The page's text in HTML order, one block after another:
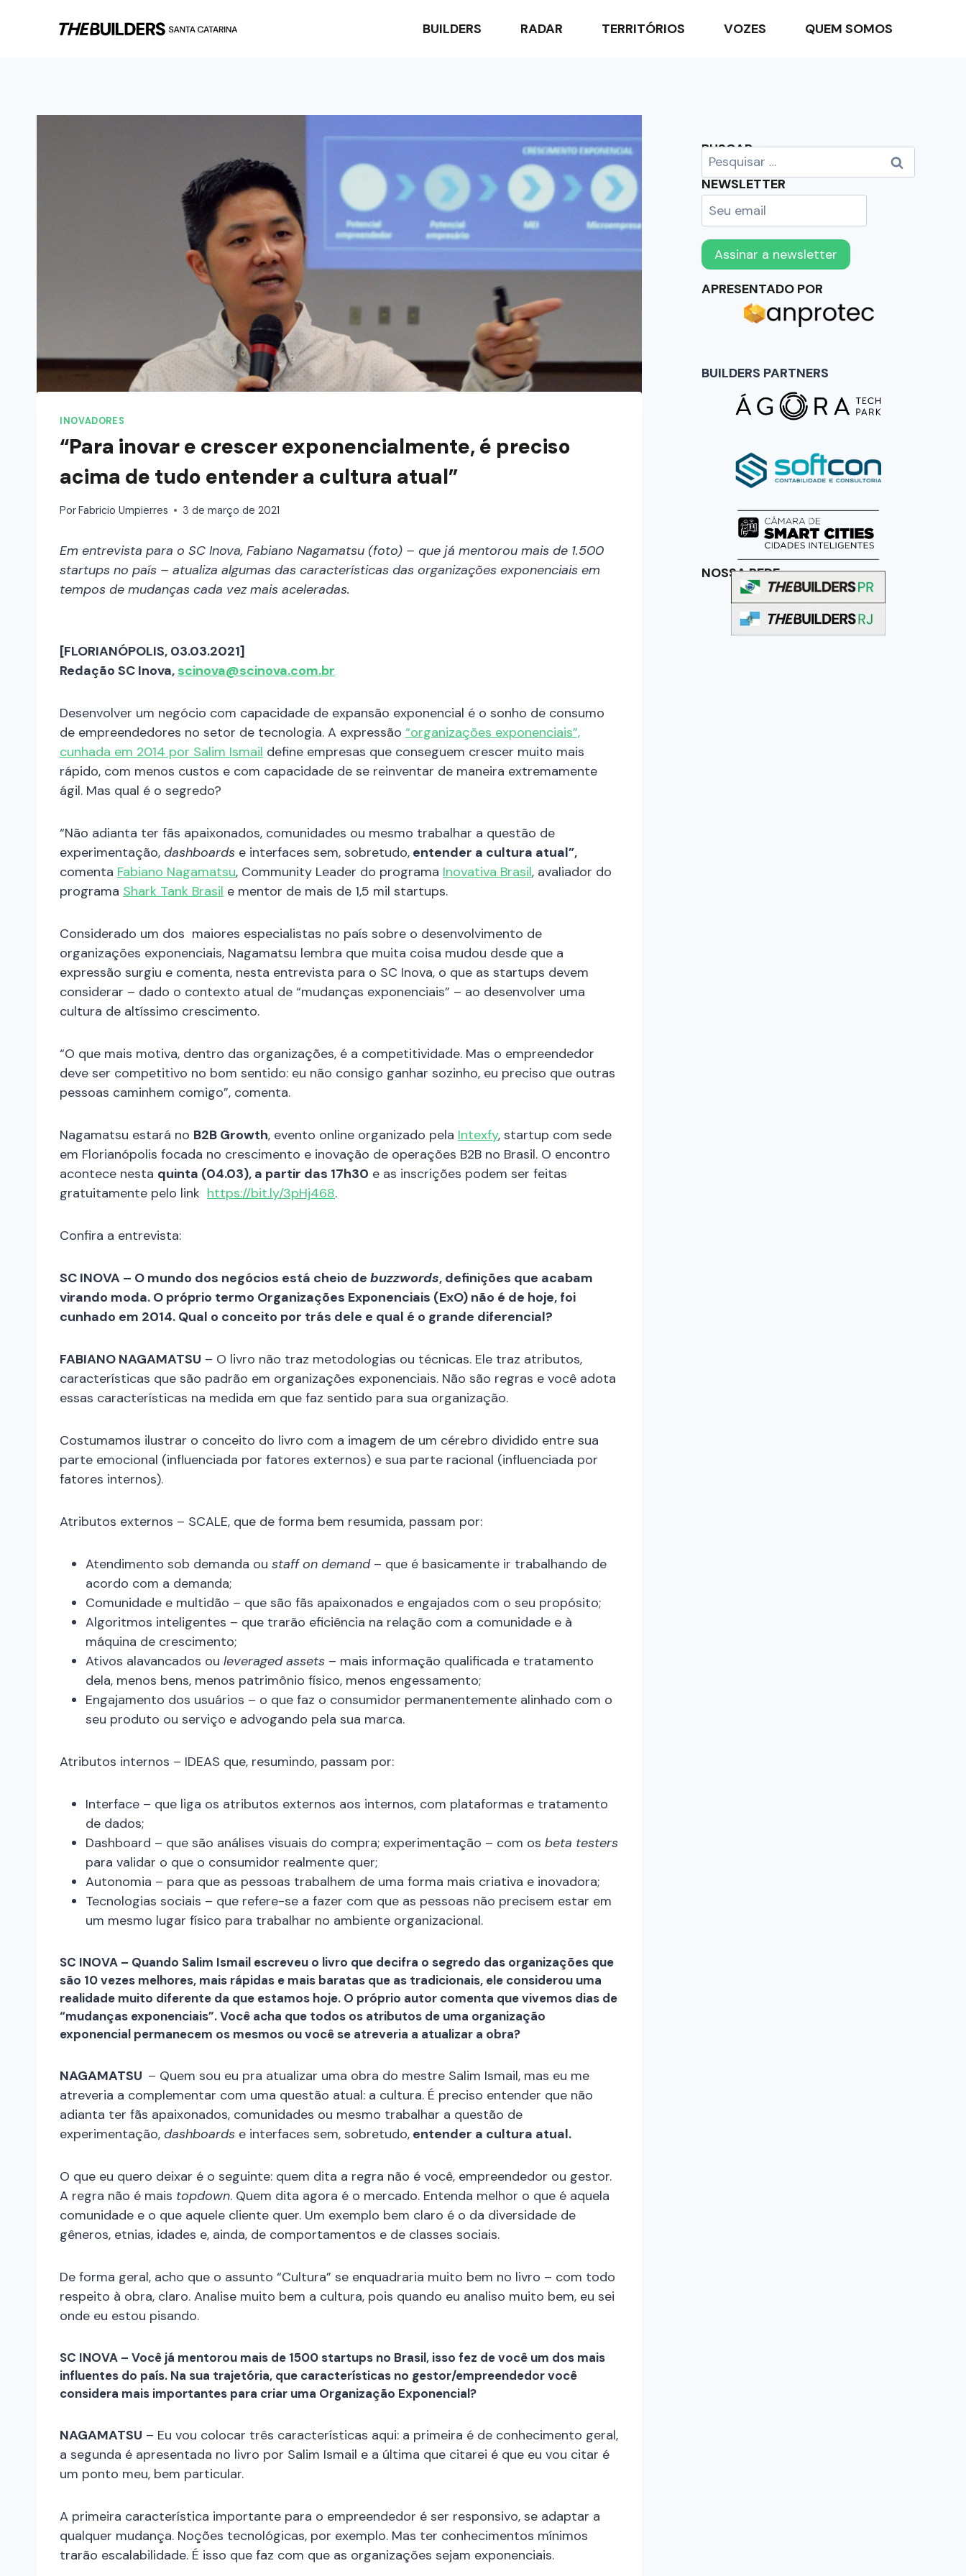
BUILDERS RADAR TERRITÓRIOS VOZES QUEM SOMOS
INOVADORES
“Para inovar e crescer exponencialmente, é preciso
acima de tudo entender a cultura atual”
PorFabricio Umpierres 3 de março de 2021
Em entrevista para o SC Inova, Fabiano Nagamatsu (foto) – que já mentorou mais de 1.500
startups no país – atualiza algumas das características das organizações exponenciais em
tempos de mudanças cada vez mais aceleradas.
[FLORIANÓPOLIS, 03.03.2021]
Redação SC Inova, scinova@scinova.com.br
Desenvolver um negócio com capacidade de expansão exponencial é o sonho de consumo
de empreendedores no setor de tecnologia. A expressão “organizações exponenciais”,
cunhada em 2014 por Salim Ismail define empresas que conseguem crescer muito mais
rápido, com menos custos e com capacidade de se reinventar de maneira extremamente
ágil. Mas qual é o segredo?
“Não adianta ter fãs apaixonados, comunidades ou mesmo trabalhar a questão de
experimentação, dashboards e interfaces sem, sobretudo, entender a cultura atual”,
comenta Fabiano Nagamatsu, Community Leader do programa Inovativa Brasil, avaliador do
programa Shark Tank Brasil e mentor de mais de 1,5 mil startups.
Considerado um dos maiores especialistas no país sobre o desenvolvimento de
organizações exponenciais, Nagamatsu lembra que muita coisa mudou desde que a
expressão surgiu e comenta, nesta entrevista para o SC Inova, o que as startups devem
considerar – dado o contexto atual de “mudanças exponenciais” – ao desenvolver uma
cultura de altíssimo crescimento.
“O que mais motiva, dentro das organizações, é a competitividade. Mas o empreendedor
deve ser competitivo no bom sentido: eu não consigo ganhar sozinho, eu preciso que outras
pessoas caminhem comigo”, comenta.
Nagamatsu estará no B2B Growth, evento online organizado pela Intexfy, startup com sede
em Florianópolis focada no crescimento e inovação de operações B2B no Brasil. O encontro
acontece nesta quinta (04.03), a partir das 17h30 e as inscrições podem ser feitas
gratuitamente pelo link https://bit.ly/3pHj468.
Confira a entrevista:
SC INOVA – O mundo dos negócios está cheio de buzzwords, definições que acabam
virando moda. O próprio termo Organizações Exponenciais (ExO) não é de hoje, foi
cunhado em 2014. Qual o conceito por trás dele e qual é o grande diferencial?
FABIANO NAGAMATSU – O livro não traz metodologias ou técnicas. Ele traz atributos,
características que são padrão em organizações exponenciais. Não são regras e você adota
essas características na medida em que faz sentido para sua organização.
Costumamos ilustrar o conceito do livro com a imagem de um cérebro dividido entre sua
parte emocional (influenciada por fatores externos) e sua parte racional (influenciada por
fatores internos).
Atributos externos – SCALE, que de forma bem resumida, passam por:
Atendimento sob demanda ou staff on demand – que é basicamente ir trabalhando de
acordo com a demanda;
Comunidade e multidão – que são fãs apaixonados e engajados com o seu propósito;
Algoritmos inteligentes – que trarão eficiência na relação com a comunidade e à
máquina de crescimento;
Ativos alavancados ou leveraged assets – mais informação qualificada e tratamento
dela, menos bens, menos patrimônio físico, menos engessamento;
Engajamento dos usuários – o que faz o consumidor permanentemente alinhado com o
seu produto ou serviço e advogando pela sua marca.
Atributos internos – IDEAS que, resumindo, passam por:
Interface – que liga os atributos externos aos internos, com plataformas e tratamento
de dados;
Dashboard – que são análises visuais do compra; experimentação – com os beta testers
para validar o que o consumidor realmente quer;
Autonomia – para que as pessoas trabalhem de uma forma mais criativa e inovadora;
Tecnologias sociais – que refere-se a fazer com que as pessoas não precisem estar em
um mesmo lugar físico para trabalhar no ambiente organizacional.
SC INOVA – Quando Salim Ismail escreveu o livro que decifra o segredo das organizações que
são 10 vezes melhores, mais rápidas e mais baratas que as tradicionais, ele considerou uma
realidade muito diferente da que estamos hoje. O próprio autor comenta que vivemos dias de
“mudanças exponenciais”. Você acha que todos os atributos de uma organização
exponencial permanecem os mesmos ou você se atreveria a atualizar a obra?
NAGAMATSU – Quem sou eu pra atualizar uma obra do mestre Salim Ismail, mas eu me
atreveria a complementar com uma questão atual: a cultura. É preciso entender que não
adianta ter fãs apaixonados, comunidades ou mesmo trabalhar a questão de
experimentação, dashboards e interfaces sem, sobretudo, entender a cultura atual.
O que eu quero deixar é o seguinte: quem dita a regra não é você, empreendedor ou gestor.
A regra não é mais topdown. Quem dita agora é o mercado. Entenda melhor o que é aquela
comunidade e o que aquele cliente quer. Um exemplo bem claro é o da diversidade de
gêneros, etnias, idades e, ainda, de comportamentos e de classes sociais.
De forma geral, acho que o assunto “Cultura” se enquadraria muito bem no livro – com todo
respeito à obra, claro. Analise muito bem a cultura, pois quando eu analiso muito bem, eu sei
onde eu estou pisando.
SC INOVA – Você já mentorou mais de 1500 startups no Brasil, isso fez de você um dos mais
influentes do país. Na sua trajetória, que características no gestor/empreendedor você
considera mais importantes para criar uma Organização Exponencial?
NAGAMATSU – Eu vou colocar três características aqui: a primeira é de conhecimento geral,
a segunda é apresentada no livro por Salim Ismail e a última que citarei é que eu vou citar é
um ponto meu, bem particular.
A primeira característica importante para o empreendedor é ser responsivo, se adaptar a
qualquer mudança. Noções tecnológicas, por exemplo. Mas ter conhecimentos mínimos
trarão escalabilidade. É isso que faz com que as organizações sejam exponenciais.
BUSCAR
NEWSLETTER
APRESENTADO POR
BUILDERS PARTNERS
NOSSA REDE